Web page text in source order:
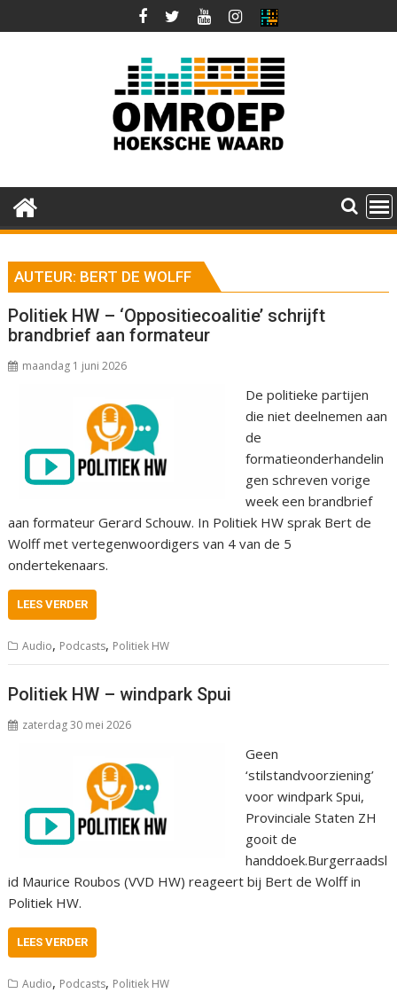
naar
AUTEUR: BERT DE WOLFF
Politiek HW – ‘Oppositiecoalitie’ schrijft
brandbrief aan formateur
maandag 1 juni 2026
De politieke partijen
die niet deelnemen aan
de
formatieonderhandelin
gen schreven vorige
week een brandbrief
aan formateur Gerard Schouw. In Politiek HW sprak Bert de
Wolff met vertegenwoordigers van 4 van de 5
ondertekenaars.
LEES VERDER
Audio, Podcasts, Politiek HW
Politiek HW – windpark Spui
zaterdag 30 mei 2026
Geen
‘stilstandvoorziening’
voor windpark Spui,
Provinciale Staten ZH
gooit de
handdoek.Burgerraadsl
id Maurice Roubos (VVD HW) reageert bij Bert de Wolff in
Politiek HW.
LEES VERDER
Audio, Podcasts, Politiek HW